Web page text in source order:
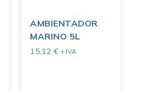
AMBIENTADOR
MARINO 5L
15,12€ + IVA